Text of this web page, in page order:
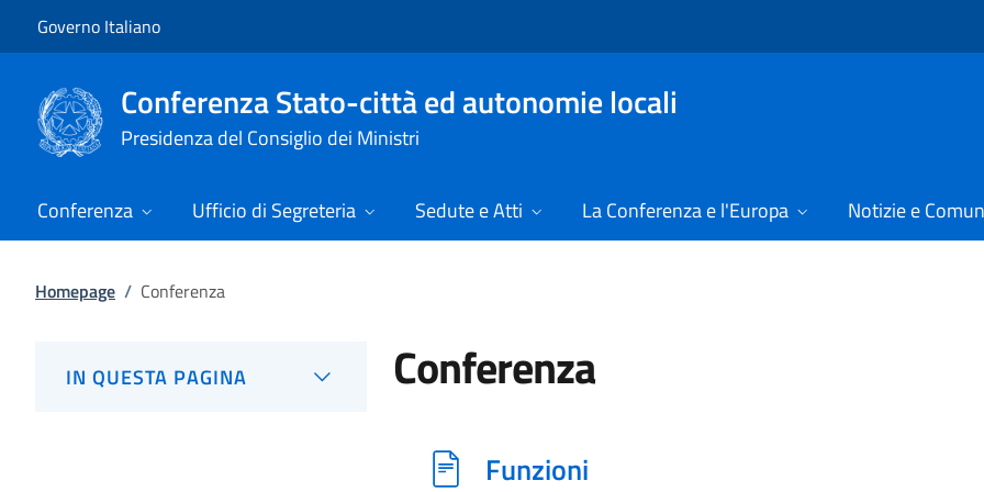
Governo Italiano
Conferenza Stato-città ed autonomie locali
Presidenza del Consiglio dei Ministri
Conferenza Ufficio di Segreteria Sedute e Atti La Conferenza e l'Europa Notizie e
Homepage / Conferenza
IN QUESTA PAGINA Conferenza
Funzioni